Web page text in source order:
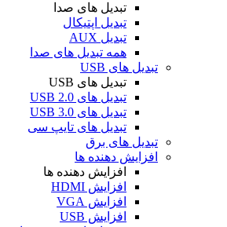
تبدیل های صدا
تبدیل اپتیکال
تبدیل AUX
همه تبدیل های صدا
تبدیل های USB
تبدیل های USB
تبدیل های USB 2.0
تبدیل های USB 3.0
تبدیل های تایپ سی
تبدیل های برق
افزایش دهنده ها
افزایش دهنده ها
افزایش HDMI
افزایش VGA
افزایش USB